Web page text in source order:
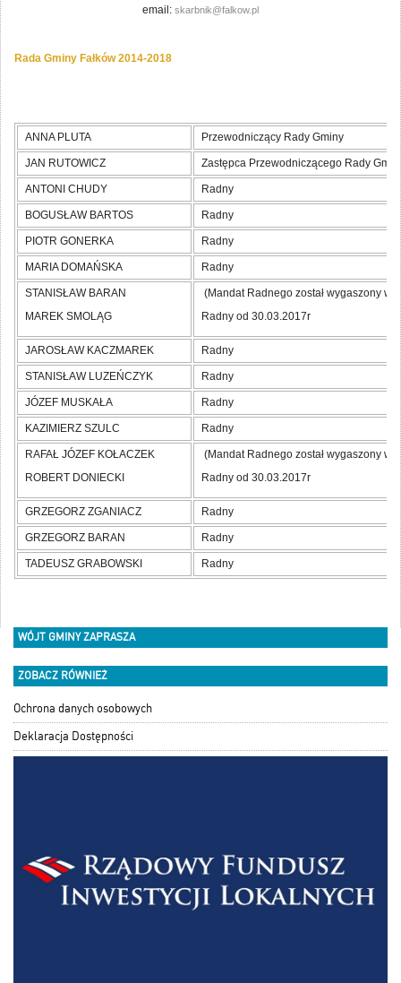
email: skarbnik@falkow.pl
Rada Gminy Fałków 2014-2018
ANNA PLUTA Przewodniczący Rady Gminy
JAN RUTOWICZ Zastępca Przewodniczącego Rady
ANTONI CHUDY Radny
BOGUSŁAW BARTOS Radny
PIOTR GONERKA Radny
MARIA DOMAŃSKA Radny
STANISŁAW BARAN
MAREK SMOLĄG
(Mandat Radnego został wygaszony w
Radny od 30.03.2017r
JAROSŁAW KACZMAREK Radny
STANISŁAW LUZEŃCZYK Radny
JÓZEF MUSKAŁA Radny
KAZIMIERZ SZULC Radny
RAFAŁ JÓZEF KOŁACZEK
ROBERT DONIECKI
(Mandat Radnego został wygaszony w
Radny od 30.03.2017r
GRZEGORZ ZGANIACZ Radny
GRZEGORZ BARAN Radny
TADEUSZ GRABOWSKI Radny
WÓJT GMINY ZAPRASZA
ZOBACZ RÓWNIEŻ
Ochrona danych osobowych
Deklaracja Dostępności